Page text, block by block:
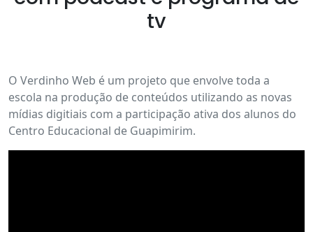
tv
O Verdinho Web é um projeto que envolve toda a
escola na produção de conteúdos utilizando as novas
mídias digitiais com a participação ativa dos alunos do
Centro Educacional de Guapimirim.